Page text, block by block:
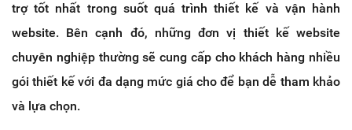
trợ tốt nhất trong suốt quá trình thiết kế và vận hành
website. Bên cạnh đó, những đơn vị thiết kế website
chuyên nghiệp thường sẽ cung cấp cho khách hàng nhiều
gói thiết kế với đa dạng mức giá cho để bạn dễ tham khảo
và lựa chọn.